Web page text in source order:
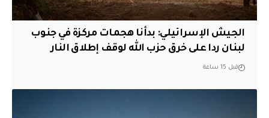
الجيش الإسرائيلي: بدأنا هجمات مركزة في جنوب
لبنان ردا على خرق حزب الله لوقف إطلاق النار
قبل 15 ساعة